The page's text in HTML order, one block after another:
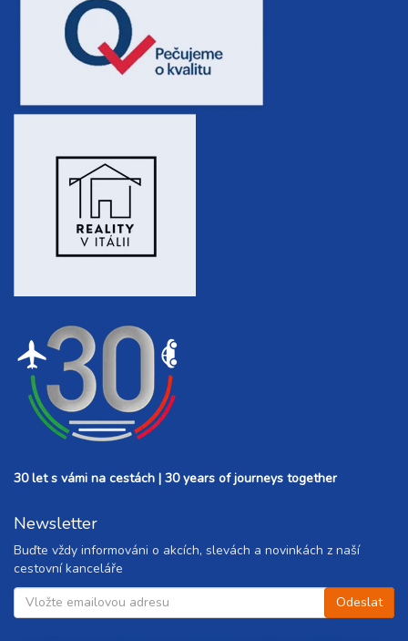
30 let s vámi na cestách | 30 years of journeys together
Newsletter
Buďte vždy informováni o akcích, slevách a novinkách z naší
cestovní kanceláře